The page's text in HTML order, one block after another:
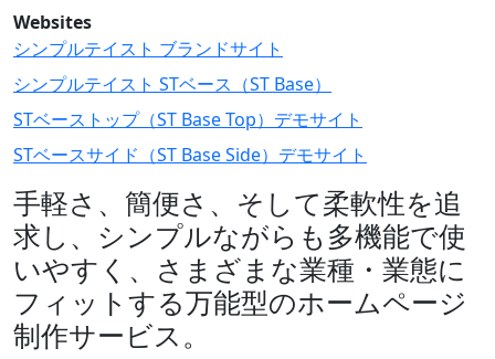
Websites
シンプルテイスト ブランドサイト
シンプルテイスト STベース（ST Base）
STベーストップ（ST Base Top）デモサイト
STベースサイド（ST Base Side）デモサイト
手軽さ、簡便さ、そして柔軟性を追
求し、シンプルながらも多機能で使
いやすく、さまざまな業種・業態に
フィットする万能型のホームページ
制作サービス。